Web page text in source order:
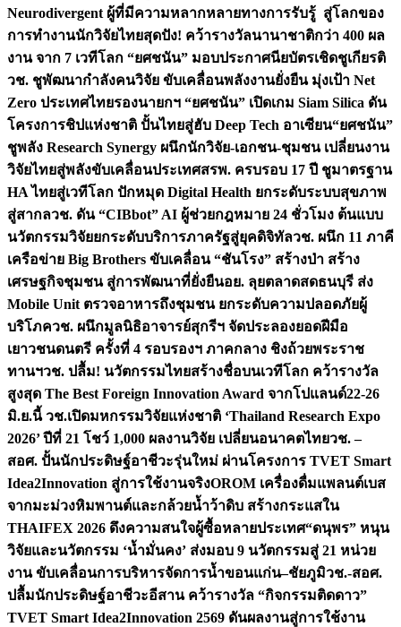
Neurodivergent ผู้ที่มีความหลากหลายทางการรับรู้ สู่โลกของ
การทำงานนักวิจัยไทยสุดปัง! คว้ารางวัลนานาชาติกว่า 400 ผล
งาน จาก 7 เวทีโลก “ยศชนัน” มอบประกาศนียบัตรเชิดชูเกียรติ
วช. ชูพัฒนากำลังคนวิจัย ขับเคลื่อนพลังงานยั่งยืน มุ่งเป้า Net
Zero ประเทศไทยรองนายกฯ “ยศชนัน” เปิดเกม Siam Silica ดัน
โครงการชิปแห่งชาติ ปั้นไทยสู่ฮับ Deep Tech อาเซียน“ยศชนัน”
ชูพลัง Research Synergy ผนึกนักวิจัย-เอกชน-ชุมชน เปลี่ยนงาน
วิจัยไทยสู่พลังขับเคลื่อนประเทศสรพ. ครบรอบ 17 ปี ชูมาตรฐาน
HA ไทยสู่เวทีโลก ปักหมุด Digital Health ยกระดับระบบสุขภาพ
สู่สากลวช. ดัน “CIBbot” AI ผู้ช่วยกฎหมาย 24 ชั่วโมง ต้นแบบ
นวัตกรรมวิจัยยกระดับบริการภาครัฐสู่ยุคดิจิทัลวช. ผนึก 11 ภาคี
เครือข่าย Big Brothers ขับเคลื่อน “ชันโรง” สร้างป่า สร้าง
เศรษฐกิจชุมชน สู่การพัฒนาที่ยั่งยืนอย. ลุยตลาดสดธนบุรี ส่ง
Mobile Unit ตรวจอาหารถึงชุมชน ยกระดับความปลอดภัยผู้
บริโภควช. ผนึกมูลนิธิอาจารย์สุกรีฯ จัดประลองยอดฝีมือ
เยาวชนดนตรี ครั้งที่ 4 รอบรองฯ ภาคกลาง ชิงถ้วยพระราช
ทานฯวช. ปลื้ม! นวัตกรรมไทยสร้างชื่อบนเวทีโลก คว้ารางวัล
สูงสุด The Best Foreign Innovation Award จากโปแลนด์22-26
มิ.ย.นี้ วช.เปิดมหกรรมวิจัยแห่งชาติ ‘Thailand Research Expo
2026’ ปีที่ 21 โชว์ 1,000 ผลงานวิจัย เปลี่ยนอนาคตไทยวช. –
สอศ. ปั้นนักประดิษฐ์อาชีวะรุ่นใหม่ ผ่านโครงการ TVET Smart
Idea2Innovation สู่การใช้งานจริงOROM เครื่องดื่มแพลนต์เบส
จากมะม่วงหิมพานต์และกล้วยน้ำว้าดิบ สร้างกระแสใน
THAIFEX 2026 ดึงความสนใจผู้ซื้อหลายประเทศ“ดนุพร” หนุน
วิจัยและนวัตกรรม ‘น้ำมั่นคง’ ส่งมอบ 9 นวัตกรรมสู่ 21 หน่วย
งาน ขับเคลื่อนการบริหารจัดการน้ำขอนแก่น–ชัยภูมิวช.-สอศ.
ปลื้มนักประดิษฐ์อาชีวะอีสาน คว้ารางวัล “กิจกรรมติดดาว”
TVET Smart Idea2Innovation 2569 ดันผลงานสู่การใช้งาน